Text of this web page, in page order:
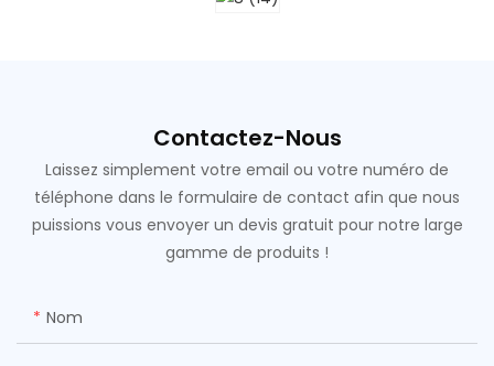
Contactez-Nous
Laissez simplement votre email ou votre numéro de
téléphone dans le formulaire de contact afin que nous
puissions vous envoyer un devis gratuit pour notre large
gamme de produits !
Nom